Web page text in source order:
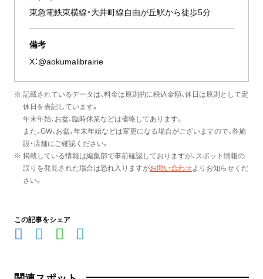
東急電鉄東横線・大井町線自由が丘駅から徒歩5分
備考
X：@aokumalibrairie
※ 記載されているデータは、料金は原則的に税込金額、休日は原則として定
休日を表記しています。
年末年始、お盆、臨時休業などは省略してあります。
また、GW、お盆、年末年始などは変更になる場合がございますので、各施
設・店舗にご確認ください。
※ 掲載している情報は編集部で事前確認しておりますが、スポット情報の
誤りを発見された場合は恐れ入りますがお問い合わせよりお知らせくだ
さい。
この記事をシェア